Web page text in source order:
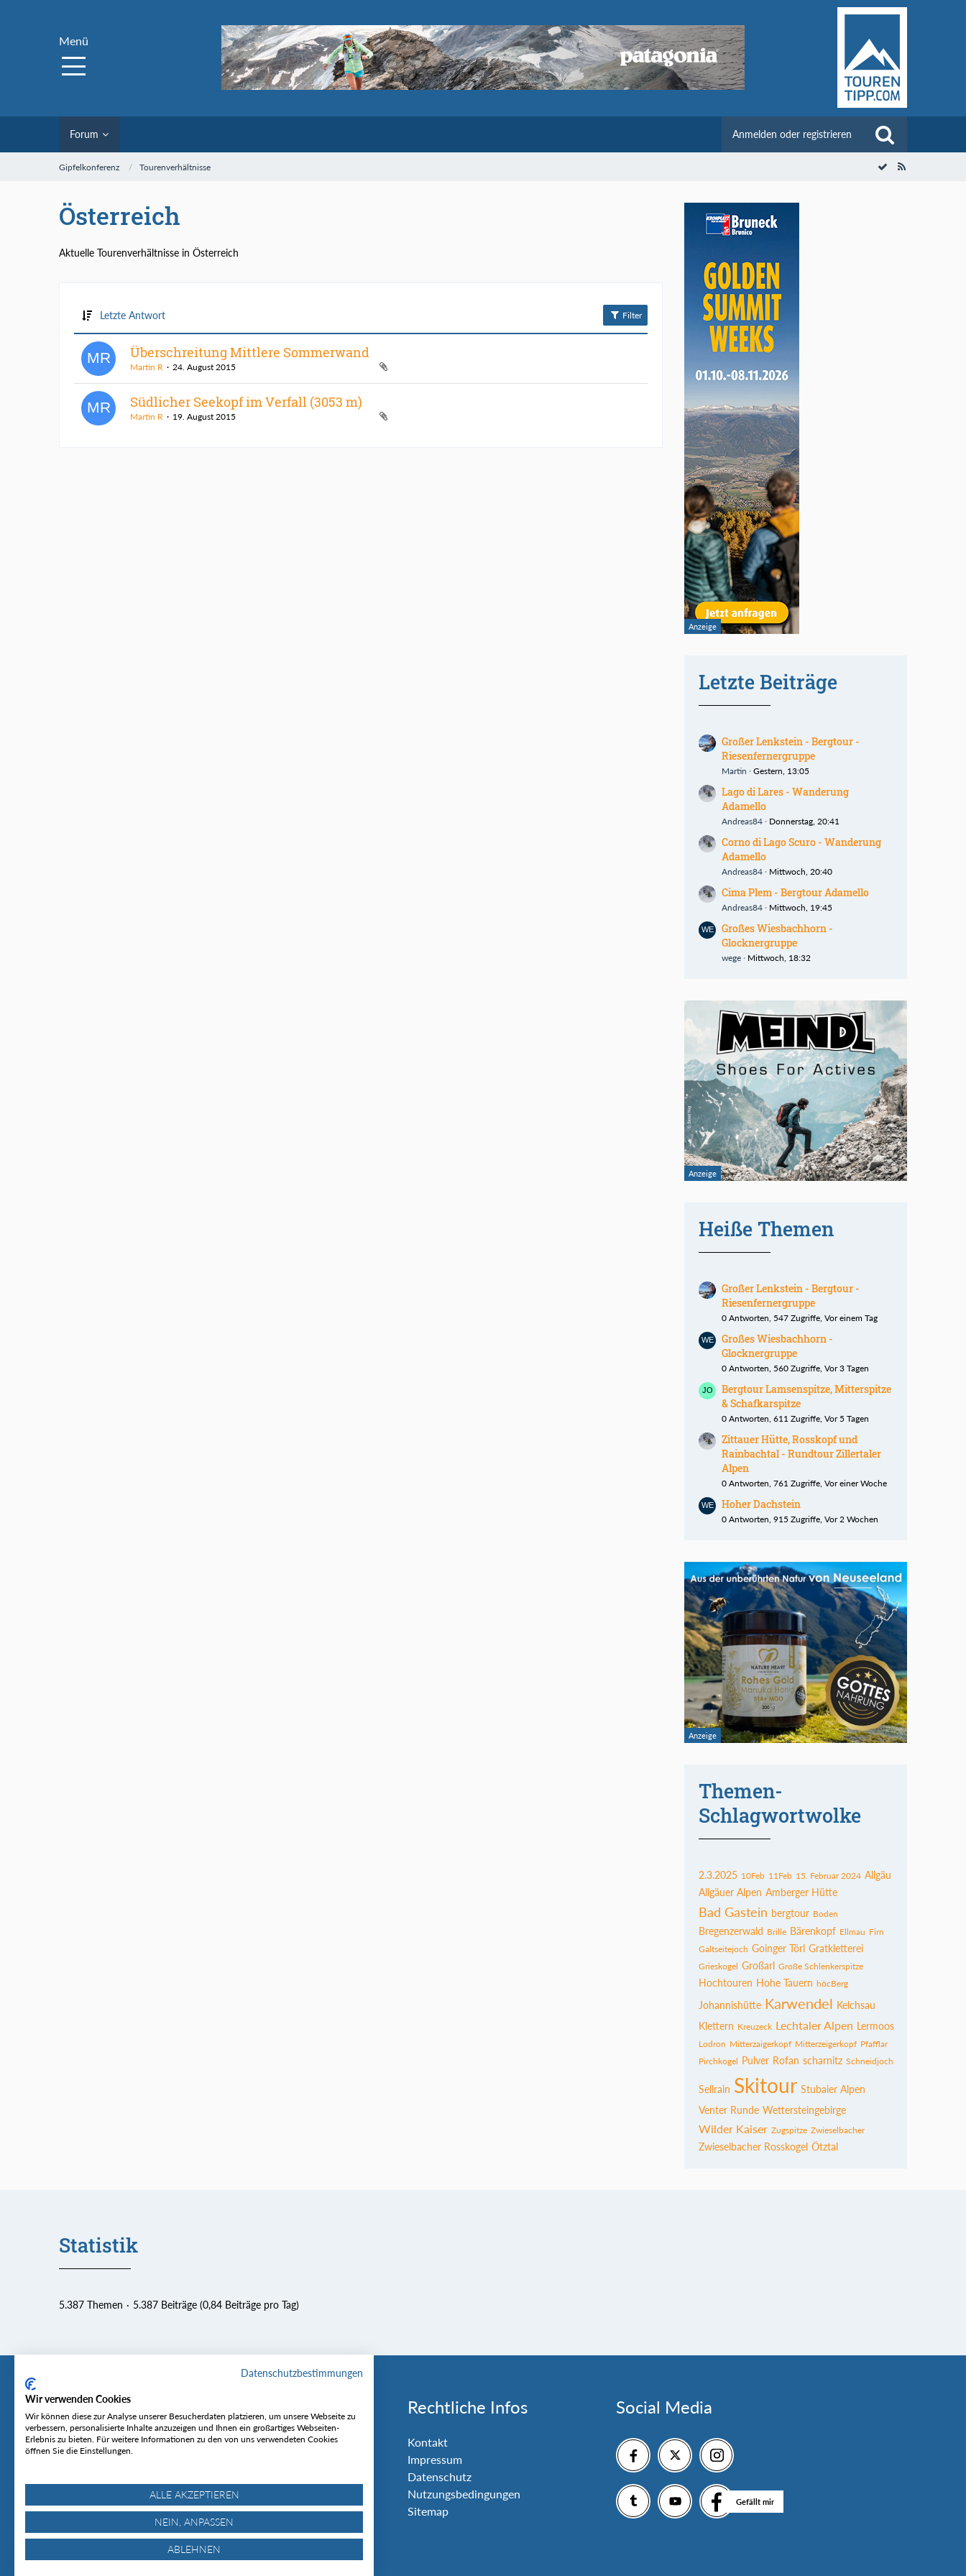
Menü
Forum Anmelden oder registrieren
Gipfelkonferenz Tourenverhältnisse
Österreich
Aktuelle Tourenverhältnisse in Österreich
Letzte Antwort Filter
Überschreitung Mittlere Sommerwand
Martin R 24. August 2015
Südlicher Seekopf im Verfall (3053 m)
Martin R 19. August 2015
Letzte Beiträge
Großer Lenkstein - Bergtour -
Riesenfernergruppe
Martin Gestern, 13:05
Lago di Lares - Wanderung
Adamello
Andreas84 Donnerstag, 20:41
Corno di Lago Scuro - Wanderung
Adamello
Andreas84 Mittwoch, 20:40
Cima Plem - Bergtour Adamello
Andreas84 Mittwoch, 19:45
Großes Wiesbachhorn -
Glocknergruppe
wege Mittwoch, 18:32
Heiße Themen
Großer Lenkstein - Bergtour -
Riesenfernergruppe
0 Antworten, 547 Zugriffe, Vor einem Tag
Großes Wiesbachhorn -
Glocknergruppe
0 Antworten, 560 Zugriffe, Vor 3 Tagen
Bergtour Lamsenspitze, Mitterspitze
& Schafkarspitze
0 Antworten, 611 Zugriffe, Vor 5 Tagen
Zittauer Hütte, Rosskopf und
Rainbachtal - Rundtour Zillertaler
Alpen
0 Antworten, 761 Zugriffe, Vor einer Woche
Hoher Dachstein
0 Antworten, 915 Zugriffe, Vor 2 Wochen
Themen-
Schlagwortwolke
2.3.2025 10Feb 11Feb 15. Februar 2024 Allgäu
Allgäuer Alpen Amberger Hütte
Bad Gastein bergtour Boden
Bregenzerwald Brille Bärenkopf Ellmau Firn
Galtseitejoch Goinger Törl Gratkletterei
Grieskogel Großarl Große Schlenkerspitze
Hochtouren Hohe Tauern höcBerg
Johannishütte Karwendel Kelchsau
Klettern Kreuzeck Lechtaler Alpen Lermoos
Lodron Mitterzaigerkopf Mitterzeigerkopf Pfafflar
Pirchkogel Pulver Rofan scharnitz Schneidjoch
Sellrain Skitour Stubaier Alpen
Venter Runde Wettersteingebirge
Wilder Kaiser Zugspitze Zwieselbacher
Zwieselbacher Rosskogel Ötztal
Statistik
5.387 Themen 5.387 Beiträge (0,84 Beiträge pro Tag)
Tourentipp
Über uns
Wetter & Lawinenlage
Rechtliche Infos
Kontakt
Impressum
Datenschutz
Nutzungsbedingungen
Sitemap
Social Media
Gefällt mir
© Tourentipp.com 2025
Datenschutzbestimmungen
Wir verwenden Cookies
Wir können diese zur Analyse unserer Besucherdaten platzieren, um unsere Webseite zu
verbessern, personalisierte Inhalte anzuzeigen und Ihnen ein großartiges Webseiten-
Erlebnis zu bieten. Für weitere Informationen zu den von uns verwendeten Cookies
öffnen Sie die Einstellungen.
ALLE AKZEPTIEREN
NEIN, ANPASSEN
ABLEHNEN